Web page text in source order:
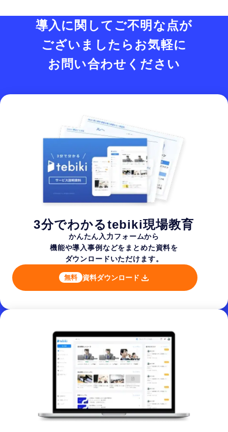
導入に関してご不明な点が
ございましたら お気軽に
お問い合わせください
3分でわかるtebiki現場教育
かんたん入力フォームから
機能や導入事例などを まとめた資料を
ダウンロードいただけます。
無料 資料ダウンロード